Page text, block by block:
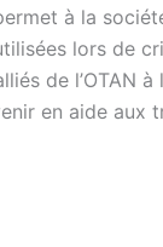
à la
lors de
de l’OTAN à
en aide aux